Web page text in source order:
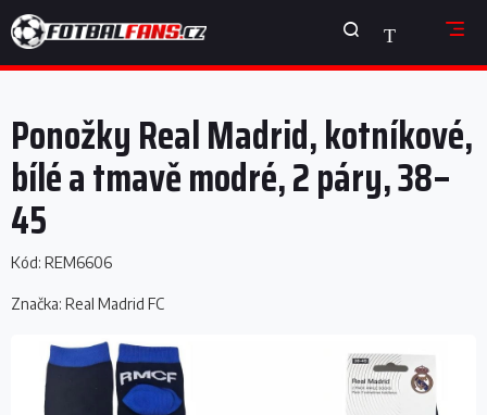
na
obsah
NÁKUPNÍ
KOŠÍK
Ponožky Real Madrid, kotníkové,
bílé a tmavě modré, 2 páry, 38–
45
Kód: REM6606
Značka: Real Madrid FC